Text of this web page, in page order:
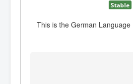
Stable
This is the German Language